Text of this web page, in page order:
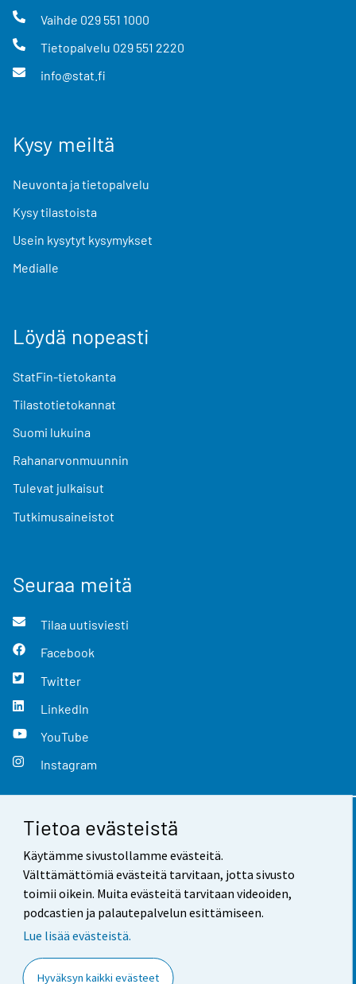
Tietoa evästeistä
Käytämme sivustollamme evästeitä.
Välttämättömiä evästeitä tarvitaan, jotta sivusto
toimii oikein. Muita evästeitä tarvitaan videoiden,
podcastien ja palautepalvelun esittämiseen.
Lue lisää evästeistä.
Hyväksyn kaikki evästeet
Vaihde 029 551 1000
Tietopalvelu 029 551 2220
info@stat.fi
Kysy meiltä
Neuvonta ja tietopalvelu
Kysy tilastoista
Usein kysytyt kysymykset
Medialle
Löydä nopeasti
StatFin-tietokanta
Tilastotietokannat
Suomi lukuina
Rahanarvonmuunnin
Tulevat julkaisut
Tutkimusaineistot
Seuraa meitä
Tilaa uutisviesti
Facebook
Twitter
LinkedIn
YouTube
Instagram
Yhteystiedot
Palaute
Käyttöehdot
Saavutettavuus